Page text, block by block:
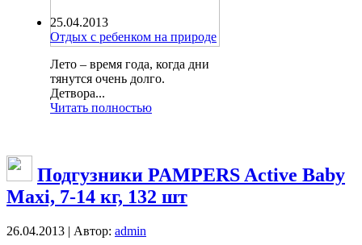
25.04.2013
Отдых с ребенком на природе
Лето – время года, когда дни
тянутся очень долго.
Детвора...
Читать полностью
Подгузники PAMPERS Active Baby
Maxi, 7-14 кг, 132 шт
26.04.2013 | Автор: admin